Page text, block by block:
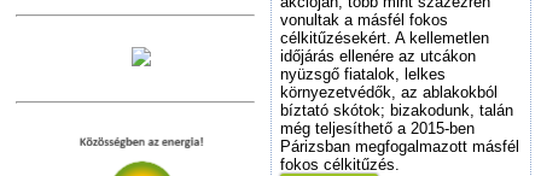
vonultak a másfél fokos
célkitűzésekért. A kellemetlen
időjárás ellenére az utcákon
nyüzsgő fiatalok, lelkes
környezetvédők, az ablakokból
bíztató skótok; bizakodunk, talán
még teljesíthető a 2015-ben
Párizsban megfogalmazott másfél
fokos célkitűzés.